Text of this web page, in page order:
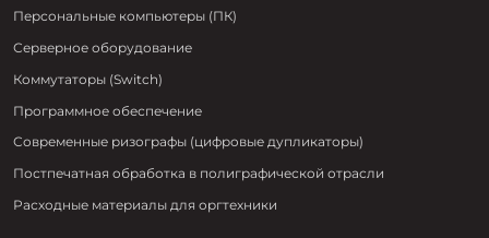
Персональные компьютеры (ПК)
Серверное оборудование
Коммутаторы (Switch)
Программное обеспечение
Современные ризографы (цифровые дупликаторы)
Постпечатная обработка в полиграфической отрасли
Расходные материалы для оргтехники